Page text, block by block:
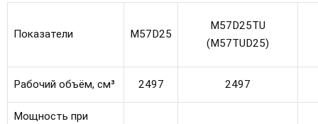
Показатели M57D25
M57D25TU
(M57TUD25)
Рабочий объём, см³ 2497 2497
Мощность при